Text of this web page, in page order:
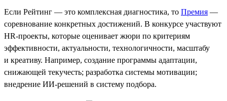
Если Рейтинг — это комплексная диагностика, то Премия —
соревнование конкретных достижений. В конкурсе участвуют
HR-проекты, которые оценивает жюри по критериям
эффективности, актуальности, технологичности, масштабу
и креативу. Например, создание программы адаптации,
снижающей текучесть; разработка системы мотивации;
внедрение ИИ-решений в систему подбора.